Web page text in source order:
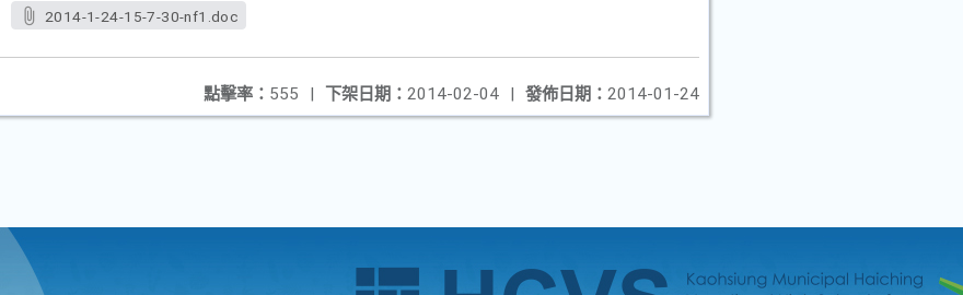
2014-1-24-15-7-30-nf1.doc
發佈日期： 2014-01-24
下架日期： 2014-02-04 |
點擊率： 555 |